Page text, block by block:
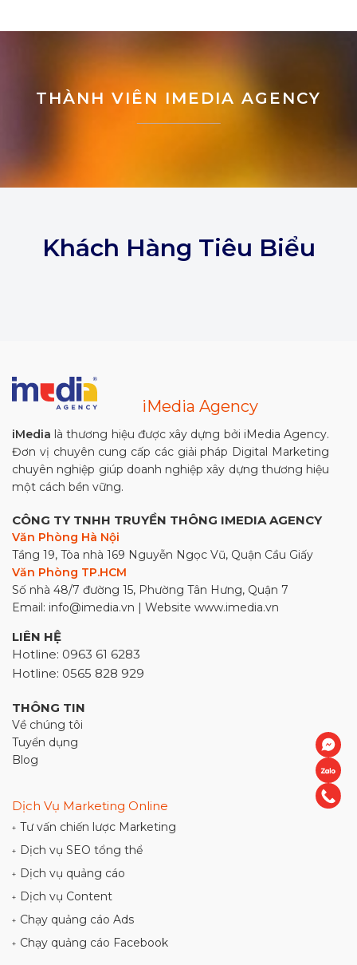
THÀNH VIÊN IMEDIA AGENCY
Khách Hàng Tiêu Biểu
iMedia Agency
iMedia là thương hiệu được xây dựng bởi iMedia Agency.
Đơn vị chuyên cung cấp các giải pháp Digital Marketing
chuyên nghiệp giúp doanh nghiệp xây dựng thương hiệu
một cách bền vững.
CÔNG TY TNHH TRUYỀN THÔNG IMEDIA AGENCY
Văn Phòng Hà Nội
Tầng 19, Tòa nhà 169 Nguyễn Ngọc Vũ, Quận Cầu Giấy
Văn Phòng TP.HCM
Số nhà 48/7 đường 15, Phường Tân Hưng, Quận 7
Email: info@imedia.vn | Website www.imedia.vn
LIÊN HỆ
Hotline: 0963 61 6283
Hotline: 0565 828 929
THÔNG TIN
Về chúng tôi
Tuyển dụng
Blog
Dịch Vụ Marketing Online
+ Tư vấn chiến lược Marketing
+ Dịch vụ SEO tổng thể
+ Dịch vụ quảng cáo
+ Dịch vụ Content
+ Chạy quảng cáo Ads
+ Chạy quảng cáo Facebook